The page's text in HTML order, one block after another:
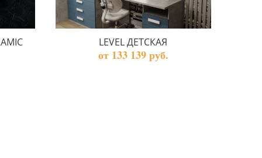
LEVEL ДЕТСКАЯ
от 133 139 руб.